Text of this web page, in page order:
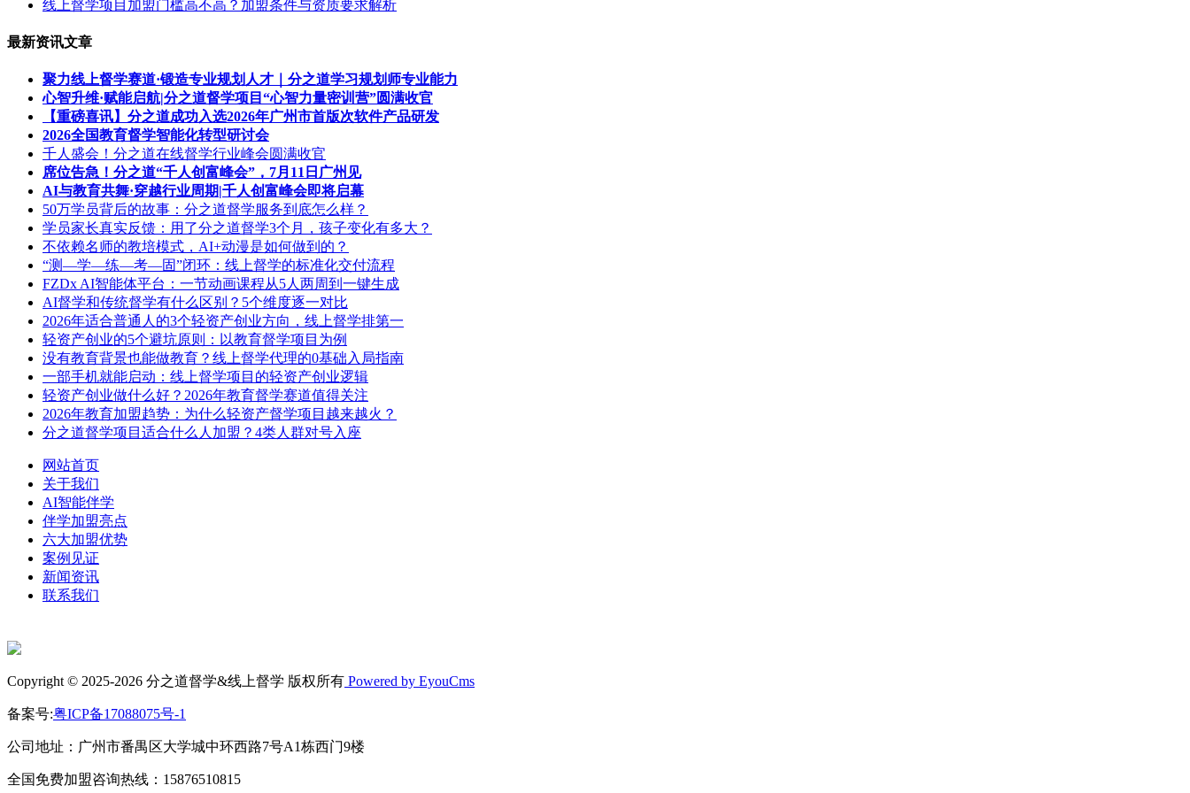
线上督学项目加盟门槛高不高？加盟条件与资质要求解析
最新资讯文章
聚力线上督学赛道·锻造专业规划人才｜分之道学习规划师专业能力
心智升维·赋能启航|分之道督学项目“心智力量密训营”圆满收官
【重磅喜讯】分之道成功入选2026年广州市首版次软件产品研发
2026全国教育督学智能化转型研讨会
千人盛会！分之道在线督学行业峰会圆满收官
席位告急！分之道“千人创富峰会”，7月11日广州见
AI与教育共舞·穿越行业周期|千人创富峰会即将启幕
50万学员背后的故事：分之道督学服务到底怎么样？
学员家长真实反馈：用了分之道督学3个月，孩子变化有多大？
不依赖名师的教培模式，AI+动漫是如何做到的？
“测—学—练—考—固”闭环：线上督学的标准化交付流程
FZDx AI智能体平台：一节动画课程从5人两周到一键生成
AI督学和传统督学有什么区别？5个维度逐一对比
2026年适合普通人的3个轻资产创业方向，线上督学排第一
轻资产创业的5个避坑原则：以教育督学项目为例
没有教育背景也能做教育？线上督学代理的0基础入局指南
一部手机就能启动：线上督学项目的轻资产创业逻辑
轻资产创业做什么好？2026年教育督学赛道值得关注
2026年教育加盟趋势：为什么轻资产督学项目越来越火？
分之道督学项目适合什么人加盟？4类人群对号入座
网站首页
关于我们
AI智能伴学
伴学加盟亮点
六大加盟优势
案例见证
新闻资讯
联系我们
Copyright © 2025-2026 分之道督学&线上督学 版权所有 Powered by EyouCms
备案号:粤ICP备17088075号-1
公司地址：广州市番禺区大学城中环西路7号A1栋西门9楼
全国免费加盟咨询热线：15876510815